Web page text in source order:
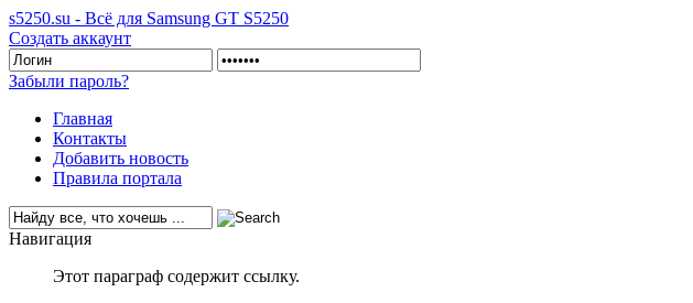
s5250.su - Всё для Samsung GT S5250
Создать аккаунт
Забыли пароль?
Главная
Контакты
Добавить новость
Правила портала
Навигация
Этот параграф содержит ссылку.